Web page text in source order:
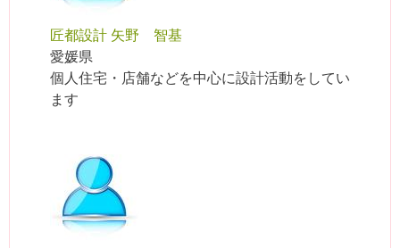
匠都設計 矢野 智基
愛媛県
個人住宅・店舗などを中心に設計活動をしてい
ます